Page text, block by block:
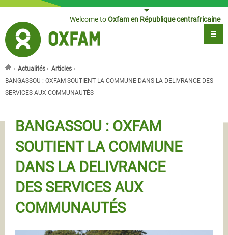
Jump to navigationWelcome toOxfam en République centrafricaine
You are here
› Actualités › Articles ›
BANGASSOU : OXFAM SOUTIENT LA COMMUNE DANS LA DELIVRANCE DES
SERVICES AUX COMMUNAUTÉS
BANGASSOU : OXFAM
SOUTIENT LA COMMUNE
DANS LA DELIVRANCE
DES SERVICES AUX
COMMUNAUTÉS